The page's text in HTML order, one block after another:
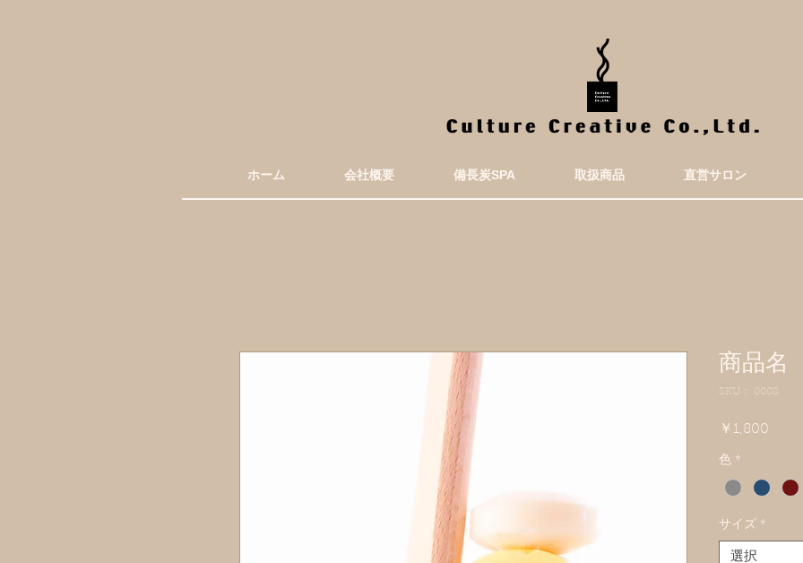
ホーム 会社概要 備長炭SPA 取扱商品 直営サロン
商品名
SKU： 0008
￥1,800
色 *
サイズ *
選択